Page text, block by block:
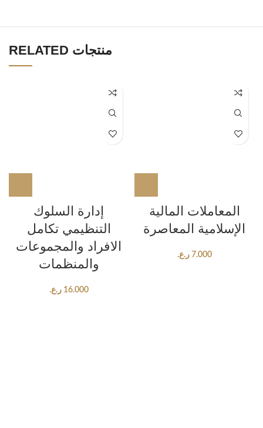
RELATED منتجات
إدارة السلوك
التنظيمي تكامل
الافراد والمجموعات
والمنظمات
16.000 ر.ع.
المعاملات المالية
الإسلامية المعاصرة
7.000 ر.ع.